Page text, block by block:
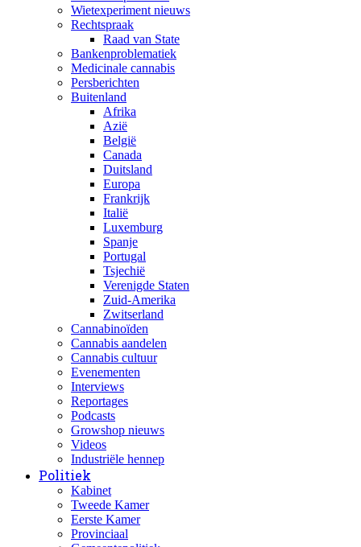
Wietexperiment nieuws
Rechtspraak
Raad van State
Bankenproblematiek
Medicinale cannabis
Persberichten
Buitenland
Afrika
Azië
België
Canada
Duitsland
Europa
Frankrijk
Italië
Luxemburg
Spanje
Portugal
Tsjechië
Verenigde Staten
Zuid-Amerika
Zwitserland
Cannabinoïden
Cannabis aandelen
Cannabis cultuur
Evenementen
Interviews
Reportages
Podcasts
Growshop nieuws
Videos
Industriële hennep
Politiek
Kabinet
Tweede Kamer
Eerste Kamer
Provinciaal